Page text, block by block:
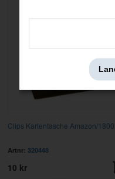
Clips Kartentasche Amazon/1800
Artnr: 320448
10 kr